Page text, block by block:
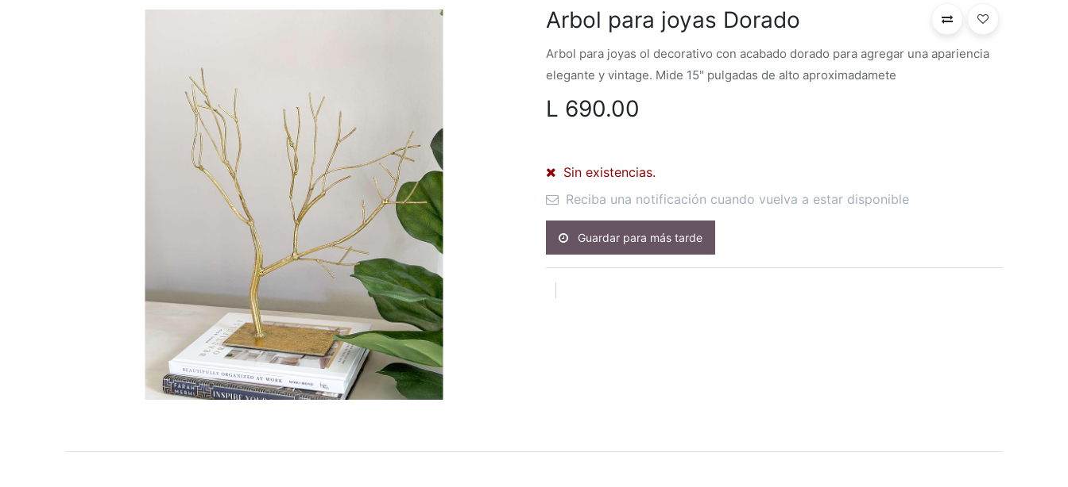
Arbol para joyas Dorado
Arbol para joyas ol decorativo con acabado dorado para agregar una apariencia
elegante y vintage. Mide 15" pulgadas de alto aproximadamete
L 690.00
Sin existencias.
Reciba una notificación cuando vuelva a estar disponible
Guardar para más tarde